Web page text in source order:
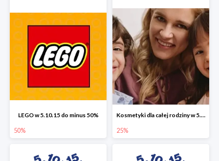
LEGO w 5.10.15 do minus 50%
50%
Kosmetyki dla całej rodziny w 5.10.15 do -25%
25%